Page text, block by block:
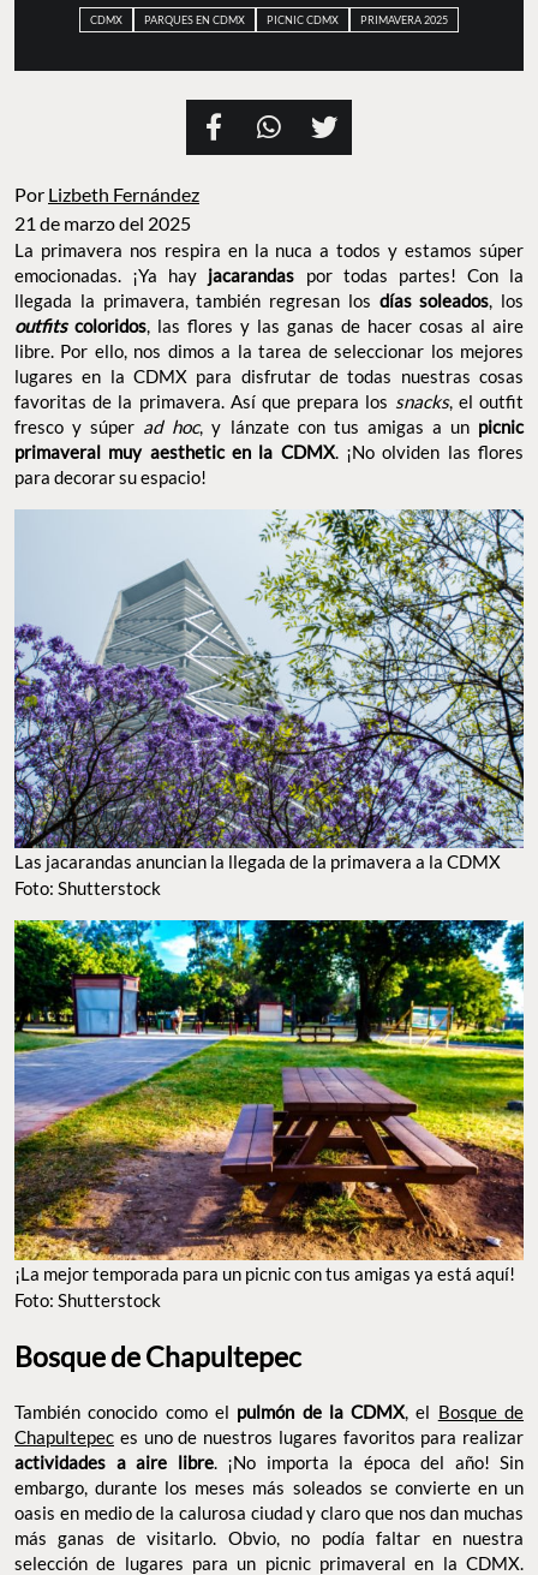
CDMX PARQUES EN CDMX PICNIC CDMX PRIMAVERA 2025
Por Lizbeth Fernández
21 de marzo del 2025
La primavera nos respira en la nuca a todos y estamos súper
emocionadas. ¡Ya hay jacarandas por todas partes! Con la
llegada la primavera, también regresan los días soleados, los
outfitscoloridos, las flores y las ganas de hacer cosas al aire
libre. Por ello, nos dimos a la tarea de seleccionar los mejores
lugares en la CDMX para disfrutar de todas nuestras cosas
favoritas de la primavera. Así que prepara los snacks, el outfit
fresco y súper ad hoc, y lánzate con tus amigas a un picnic
primaveral muy aesthetic en la CDMX. ¡No olviden las flores
para decorar su espacio!
Las jacarandas anuncian la llegada de la primavera a la CDMX
Foto: Shutterstock
¡La mejor temporada para un picnic con tus amigas ya está aquí!
Foto: Shutterstock
Bosque de Chapultepec
También conocido como el pulmón de la CDMX, el Bosque de
Chapultepec es uno de nuestros lugares favoritos para realizar
actividades a aire libre. ¡No importa la época del año! Sin
embargo, durante los meses más soleados se convierte en un
oasis en medio de la calurosa ciudad y claro que nos dan muchas
más ganas de visitarlo. Obvio, no podía faltar en nuestra
selección de lugares para un picnic primaveral en la CDMX.